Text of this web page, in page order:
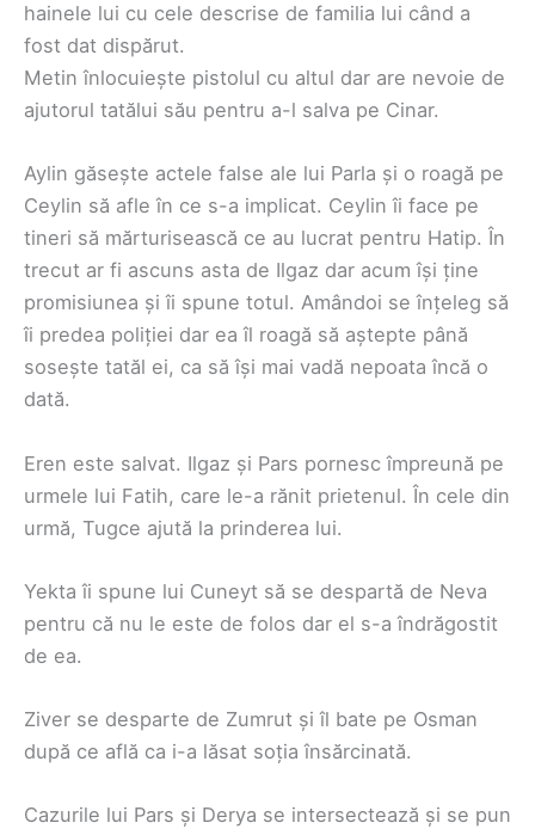
hainele lui cu cele descrise de familia lui când a
fost dat dispărut.
Metin înlocuiește pistolul cu altul dar are nevoie de
ajutorul tatălui său pentru a-l salva pe Cinar.
Aylin găsește actele false ale lui Parla și o roagă pe
Ceylin să afle în ce s-a implicat. Ceylin îi face pe
tineri să mărturisească ce au lucrat pentru Hatip. În
trecut ar fi ascuns asta de Ilgaz dar acum își ține
promisiunea și îi spune totul. Amândoi se înțeleg să
îi predea poliției dar ea îl roagă să aștepte până
sosește tatăl ei, ca să își mai vadă nepoata încă o
dată.
Eren este salvat. Ilgaz și Pars pornesc împreună pe
urmele lui Fatih, care le-a rănit prietenul. În cele din
urmă, Tugce ajută la prinderea lui.
Yekta îi spune lui Cuneyt să se despartă de Neva
pentru că nu le este de folos dar el s-a îndrăgostit
de ea.
Ziver se desparte de Zumrut și îl bate pe Osman
după ce află ca i-a lăsat soția însărcinată.
Cazurile lui Pars și Derya se intersectează și se pun